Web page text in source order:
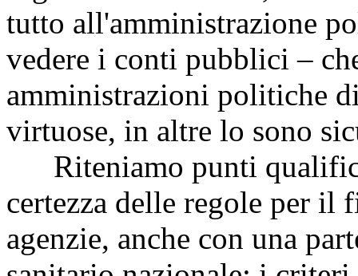
tutto all'amministrazione
vedere i conti pubblici –
amministrazioni politiche
virtuose, in altre lo sono
Riteniamo punti
certezza delle regole per il
agenzie, anche con una